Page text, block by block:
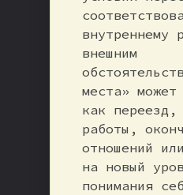
внутреннему
внешним
места» может
как переезд,
работы,
отношений
на новый
понимания